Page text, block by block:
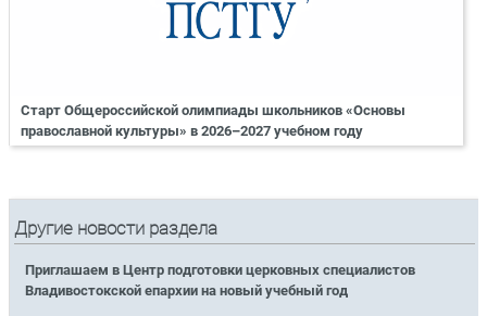
Старт Общероссийской олимпиады школьников «Основы
православной культуры» в 2026–2027 учебном году
Другие новости раздела
Приглашаем в Центр подготовки церковных специалистов
Владивостокской епархии на новый учебный год